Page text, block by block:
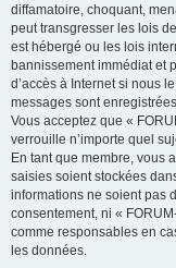
diffamatoire, choquant,
peut transgresser les lois
est hébergé ou les lois
bannissement immédiat et
d’accès à Internet si nous
messages sont
Vous acceptez que «
verrouille n’importe quel
En tant que membre, vous
saisies soient stockées
informations ne soient pas
consentement, ni «
comme responsables en
les données.